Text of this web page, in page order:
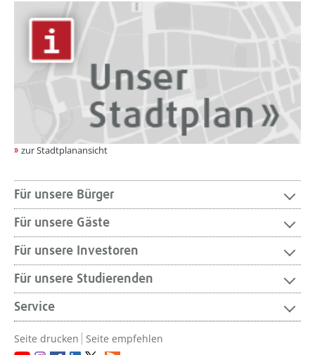
zur Stadtplanansicht
Für unsere Bürger
Für unsere Gäste
Für unsere Investoren
Für unsere Studierenden
Service
Seite drucken Seite empfehlen